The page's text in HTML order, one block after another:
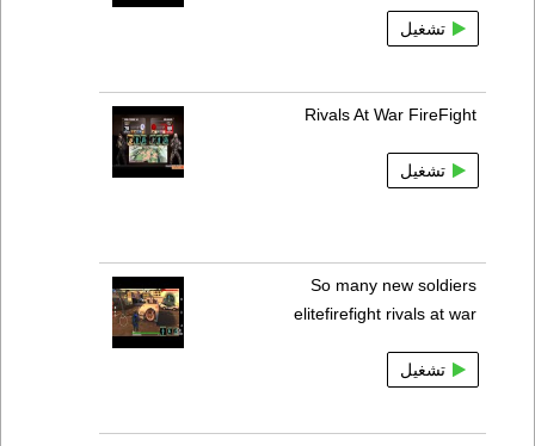
تشغيل
Rivals At War FireFight
تشغيل
So many new soldiers
elitefirefight rivals at war
تشغيل